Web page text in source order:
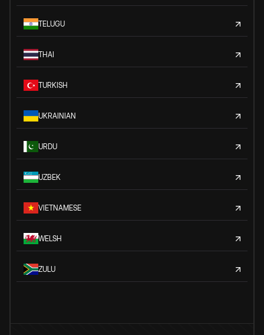
TELUGU
THAI
TURKISH
UKRAINIAN
URDU
UZBEK
VIETNAMESE
WELSH
ZULU